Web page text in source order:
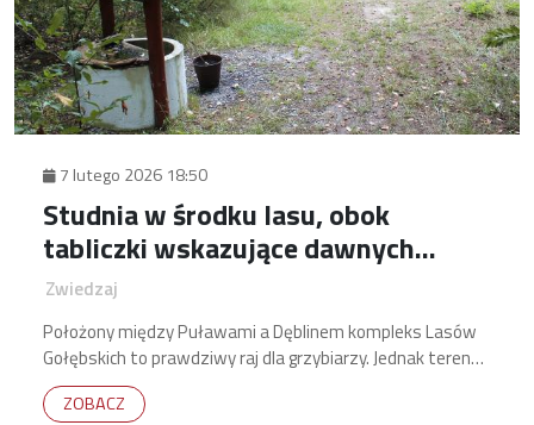
7 lutego 2026 18:50
Studnia w środku lasu, obok
tabliczki wskazujące dawnych
mieszkańców. Wieś, której już nie
ma
Zwiedzaj
Położony między Puławami a Dęblinem kompleks Lasów
Gołębskich to prawdziwy raj dla grzybiarzy. Jednak tereny
te to nie tylko drzewa oraz bogactwo borowików czy
podgrzybków. Skrywają one w sobie także bogatą historię
ZOBACZ